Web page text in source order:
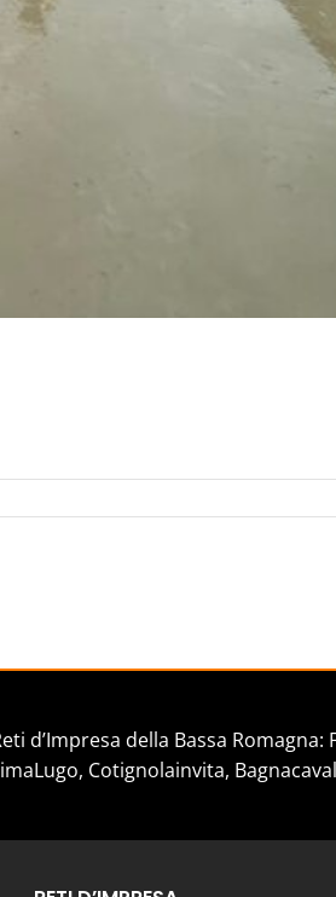
d’Impresa della Bassa Romagna:
Cotignolainvita,